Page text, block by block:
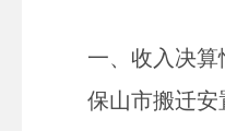
一、收入决算
保山市搬迁安